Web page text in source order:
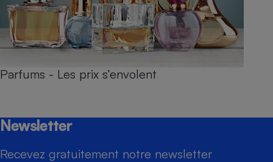
Parfums - Les prix s’envolent
Newsletter
Recevez gratuitement notre newsletter